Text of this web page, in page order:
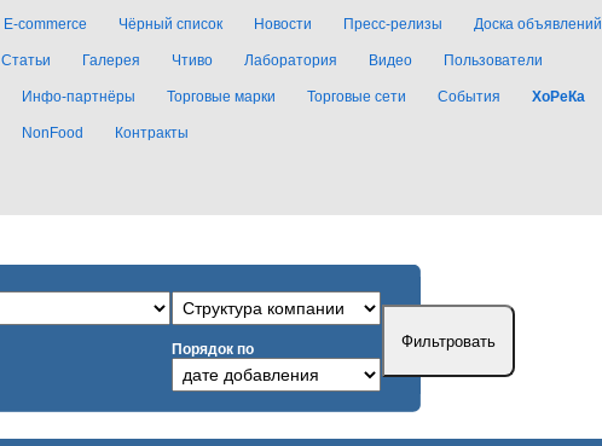
E-commerce Чёрный список Новости Пресс-релизы Доска объявлений
Статьи Галерея Чтиво Лаборатория Видео Пользователи
Инфо-партнёры Торговые марки Торговые сети События ХоРеКа
NonFood Контракты
Порядок по